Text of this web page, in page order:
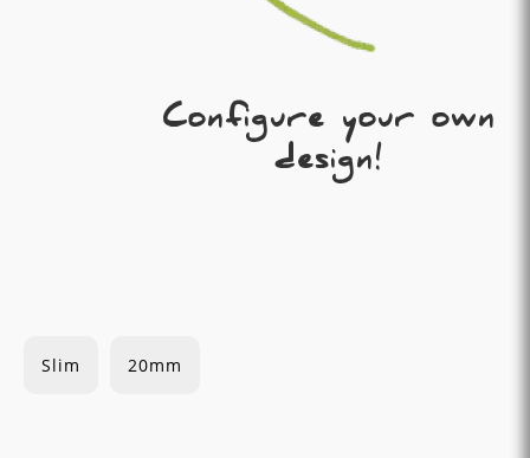
Configure your own
design!
Slim 20mm